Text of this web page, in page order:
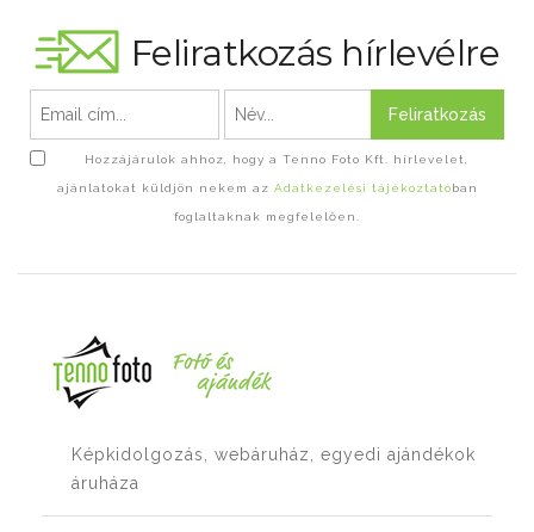
Feliratkozás hírlevélre
Feliratkozás
Hozzájárulok ahhoz, hogy a Tenno Foto Kft. hírlevelet,
ajánlatokat küldjön nekem az Adatkezelési tájékoztatóban
foglaltaknak megfelelően.
Képkidolgozás, webáruház, egyedi ajándékok
áruháza